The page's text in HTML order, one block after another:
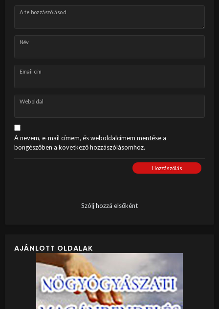
A te hozzászólásod
Név
Email cím
Weboldal
A nevem, e-mail címem, és weboldalcímem mentése a
böngészőben a következő hozzászólásomhoz.
Hozzászólás
Szólj hozzá elsőként
AJÁNLOTT OLDALAK